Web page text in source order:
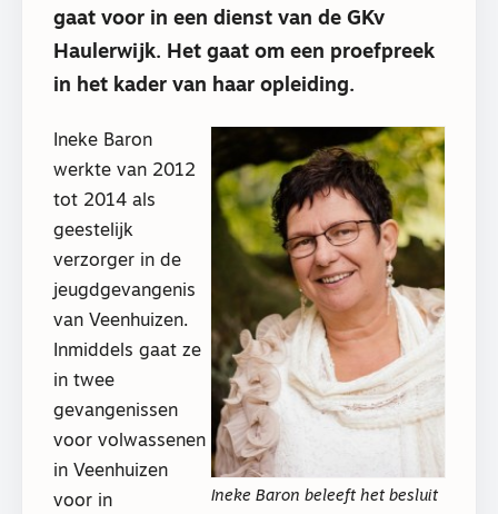
gaat voor in een dienst van de GKv
Haulerwijk. Het gaat om een proefpreek
in het kader van haar opleiding.
Ineke Baron beleeft het besluit
Ineke Baron
werkte van 2012
tot 2014 als
geestelijk
verzorger in de
jeugdgevangenis
van Veenhuizen.
Inmiddels gaat ze
in twee
gevangenissen
voor volwassenen
in Veenhuizen
voor in